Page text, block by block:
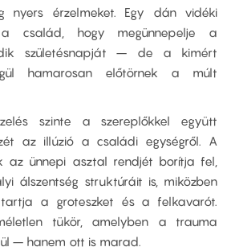
nyers érzelmeket. Egy dán vidéki
a család, hogy megünnepelje a
születésnapját – de a kimért
hamarosan előtörnek a múlt
szinte a szereplőkkel együtt
az illúzió a családi egységről. A
az ünnepi asztal rendjét borítja fel,
álszentség struktúráit is, miközben
tartja a groteszket és a felkavarót.
tükör, amelyben a trauma
– hanem ott is marad.